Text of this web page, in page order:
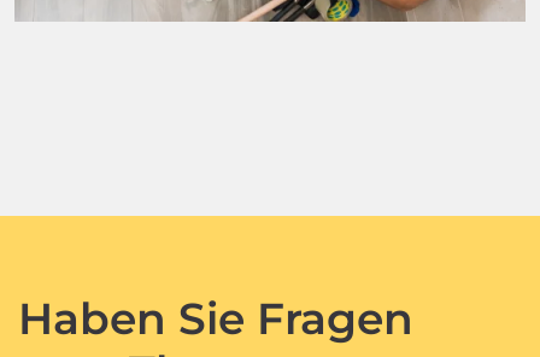
Haben Sie Fragen